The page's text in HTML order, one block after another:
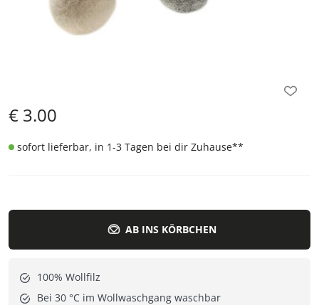
€ 3.00
sofort lieferbar, in 1-3 Tagen bei dir Zuhause**
AB INS KÖRBCHEN
100% Wollfilz
Bei 30 °C im Wollwaschgang waschbar